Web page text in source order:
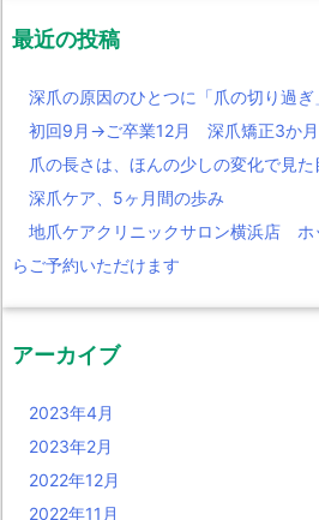
最近の投稿
深爪の原因のひとつに「爪の切り過ぎ
初回9月→ご卒業12月 深爪矯正3か月
爪の長さは、ほんの少しの変化で見
深爪ケア、5ヶ月間の歩み
地爪ケアクリニックサロン横浜店 ホ
らご予約いただけます
アーカイブ
2023年4月
2023年2月
2022年12月
2022年11月